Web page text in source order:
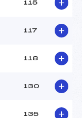
115
117
118
130
135